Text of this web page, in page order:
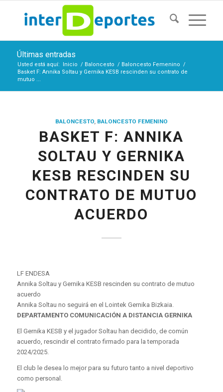
Últimas entradas
Usted está aquí: Inicio / Baloncesto / Baloncesto Femenino /
Basket F: Annika Soltau y Gernika KESB rescinden su contrato de
mutuo ...
BALONCESTO, BALONCESTO FEMENINO
BASKET F: ANNIKA
SOLTAU Y GERNIKA
KESB RESCINDEN SU
CONTRATO DE MUTUO
ACUERDO
LF ENDESA
Annika Soltau y Gernika KESB rescinden su contrato de mutuo
acuerdo
Annika Soltau no seguirá en el Lointek Gernika Bizkaia.
DEPARTAMENTO COMUNICACIÓN A DISTANCIA GERNIKA
El Gernika KESB y el jugador Soltau han decidido, de común
acuerdo, rescindir el contrato firmado para la temporada
2024/2025.
El club le desea lo mejor para su futuro tanto a nivel deportivo
como personal.